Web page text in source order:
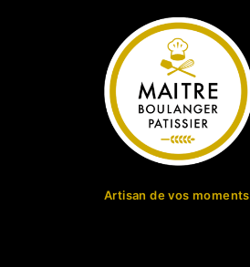
Artisan de vos moments